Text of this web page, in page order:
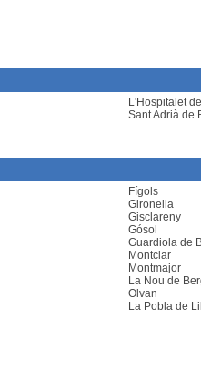
L'Hospitalet
Sant Adrià de
Fígols
Gironella
Gisclareny
Gósol
Guardiola de
Montclar
Montmajor
La Nou de
Olvan
La Pobla de